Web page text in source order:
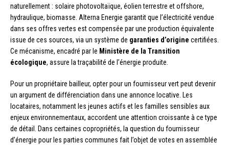
naturellement : solaire photovoltaïque, éolien terrestre et offshore,
hydraulique, biomasse. Alterna Energie garantit que l’électricité vendue
dans ses offres vertes est compensée par une production équivalente
issue de ces sources, via un système de garanties d’origine certifiées.
Ce mécanisme, encadré par le Ministère de la Transition
écologique, assure la traçabilité de l’énergie produite.
Pour un propriétaire bailleur, opter pour un fournisseur vert peut devenir
un argument de différenciation dans une annonce locative. Les
locataires, notamment les jeunes actifs et les familles sensibles aux
enjeux environnementaux, accordent une attention croissante à ce type
de détail. Dans certaines copropriétés, la question du fournisseur
d’énergie pour les parties communes fait l’objet de votes en assemblée